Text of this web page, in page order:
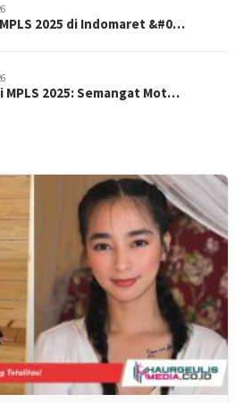
2025 di Indomaret &#0…
MPLS 2025: Semangat Mot…